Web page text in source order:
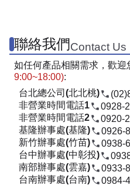
聯絡我們Contact Us
如任何產品相關需求，歡迎
9:00~18:00):
台北總公司(北北桃)
非營業時間電話1
0928-
非營業時間電話2
0920-
基隆辦事處(基隆)
0926-
新竹辦事處(竹苗)
0938-
台中辦事處(中彰投)
南部辦事處(雲嘉)
0933-
台南辦事處(台南)
0984-